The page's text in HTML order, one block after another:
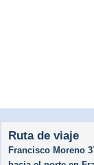
Ruta de viaje
Francisco Moreno